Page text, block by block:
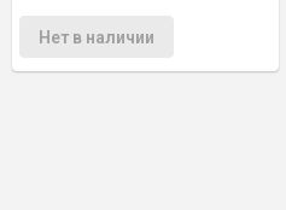
Нет в наличии